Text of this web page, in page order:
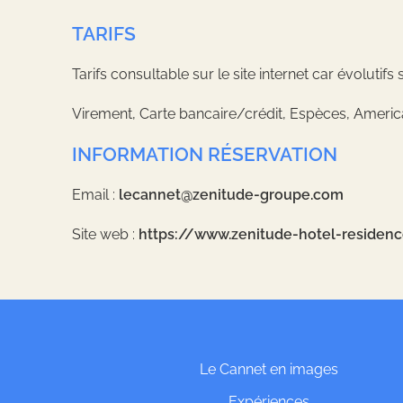
TARIFS
Tarifs consultable sur le site internet car
Virement, Carte bancaire/crédit, Espèces,
INFORMATION RÉSERVATION
Email : lecannet@zenitude-groupe.com
Site web : https://www.zenitude-hotel-
Le Cannet en images